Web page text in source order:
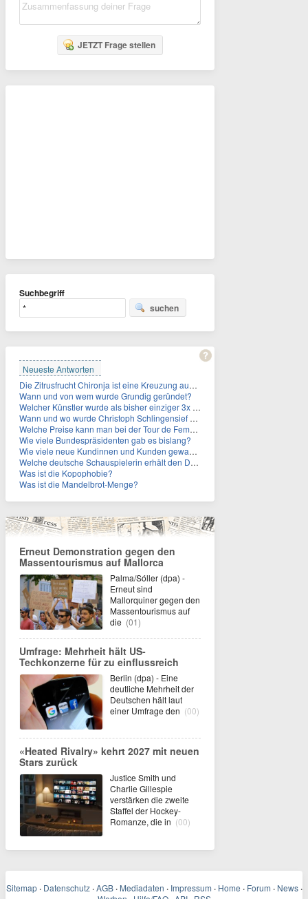
JETZT Frage stellen
Suchbegriff
suchen
Neueste Antworten
Die Zitrusfrucht Chironja ist eine Kreuzung aus welchen Früchten?
Wann und von wem wurde Grundig geründet?
Welcher Künstler wurde als bisher einziger 3x in die Rock and Roll Hall of Fame aufgenommen?
Wann und wo wurde Christoph Schlingensief geboren?
Welche Preise kann man bei der Tour de Femmes 2026 gewinnen?
Wie viele Bundespräsidenten gab es bislang?
Wie viele neue Kundinnen und Kunden gewann MagentaTV allein durch die WM hinzu?
Welche deutsche Schauspielerin erhält den Deutschen Kulturpolitikpreis?
Was ist die Kopophobie?
Was ist die Mandelbrot-Menge?
Erneut Demonstration gegen den
Massentourismus auf Mallorca
Palma/Sóller (dpa) -
Erneut sind
Mallorquiner gegen den
Massentourismus auf
die (01)
Umfrage: Mehrheit hält US-
Techkonzerne für zu einflussreich
Berlin (dpa) - Eine
deutliche Mehrheit der
Deutschen hält laut
einer Umfrage den (00)
«Heated Rivalry» kehrt 2027 mit neuen
Stars zurück
Justice Smith und
Charlie Gillespie
verstärken die zweite
Staffel der Hockey-
Romanze, die in (00)
Sitemap · Datenschutz · AGB · Mediadaten · Impressum · Home · Forum · News ·